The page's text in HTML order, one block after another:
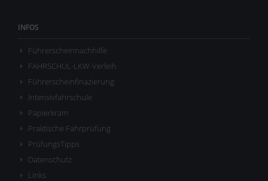
INFOS
Führerscheinnachhilfe
FAHRSCHUL-LKW-Verleih
Führerscheinfinazierung
Intensivfahrschule
Papierkram
Praktische Fahrprüfung
PrüfungsTipps
Datenschutz
Links